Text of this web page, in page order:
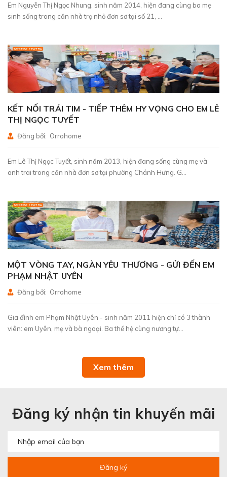
Em Nguyễn Thị Ngọc Nhung, sinh năm 2014, hiện đang cùng ba mẹ
sinh sống trong căn nhà trọ nhỏ đơn sơ tại số 21, ...
KẾT NỐI TRÁI TIM - TIẾP THÊM HY VỌNG CHO EM LÊ
THỊ NGỌC TUYẾT
Đăng bởi: Orrohome
Em Lê Thị Ngọc Tuyết, sinh năm 2013, hiện đang sống cùng mẹ và
anh trai trong căn nhà đơn sơ tại phường Chánh Hưng. G...
MỘT VÒNG TAY, NGÀN YÊU THƯƠNG - GỬI ĐẾN EM
PHẠM NHẬT UYÊN
Đăng bởi: Orrohome
Gia đình em Phạm Nhật Uyên - sinh năm 2011 hiện chỉ có 3 thành
viên: em Uyên, mẹ và bà ngoại. Ba thế hệ cùng nương tự...
Xem thêm
Đăng ký nhận tin khuyến mãi
Đăng ký